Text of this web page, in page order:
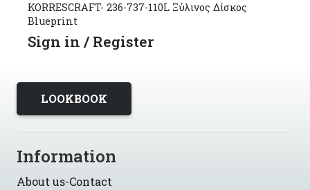
KORRESCRAFT- 236-737-110L Ξύλινος Δίσκος
Blueprint
Sign in / Register
LOOKBOOK
Information
About us-Contact